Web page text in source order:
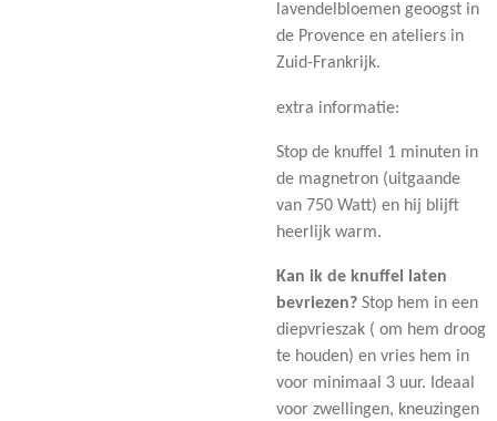
lavendelbloemen geoogst in
de Provence en ateliers in
Zuid-Frankrijk.
extra informatie:
Stop de knuffel 1 minuten in
de magnetron (uitgaande
van 750 Watt) en hij blijft
heerlijk warm.
Kan ik de knuffel laten
bevriezen? Stop hem in een
diepvrieszak ( om hem droog
te houden) en vries hem in
voor minimaal 3 uur. Ideaal
voor zwellingen, kneuzingen